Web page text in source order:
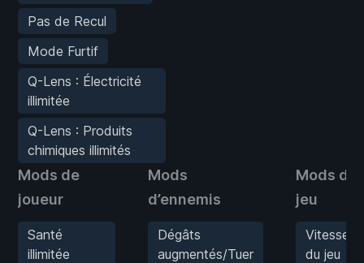
Pas de Recul
Mode Furtif
Q-Lens : Électricité
illimitée
Q-Lens : Produits
chimiques illimités
Mods de
joueur
Santé
illimitée
Mods
d’ennemis
Dégâts
augmentés/Tuer
Mods de
jeu
Vitesse
du jeu